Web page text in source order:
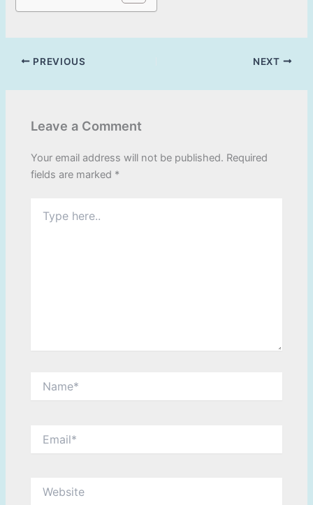
PREVIOUS NEXT
Leave a Comment
Your email address will not be published. Required
fields are marked *
here..